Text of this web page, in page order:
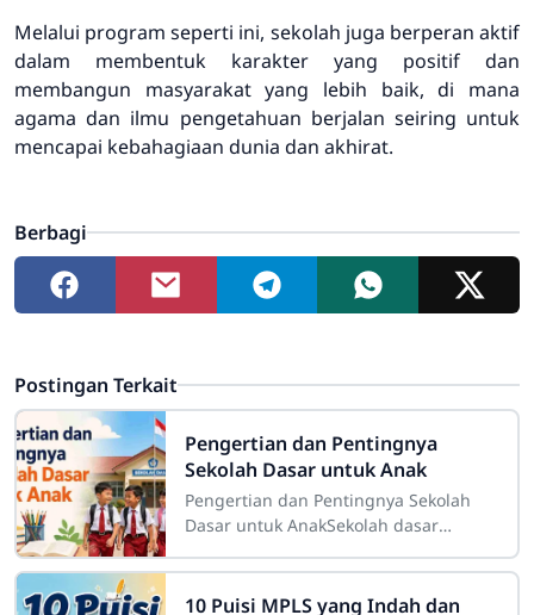
Melalui program seperti ini, sekolah juga berperan aktif
dalam membentuk karakter yang positif dan
membangun masyarakat yang lebih baik, di mana
agama dan ilmu pengetahuan berjalan seiring untuk
mencapai kebahagiaan dunia dan akhirat.
Berbagi
Postingan Terkait
Pengertian dan Pentingnya
Sekolah Dasar untuk Anak
Pengertian dan Pentingnya Sekolah
Dasar untuk AnakSekolah dasar
pendidikan yang memiliki peranan
sangat besar dalam
10 Puisi MPLS yang Indah dan